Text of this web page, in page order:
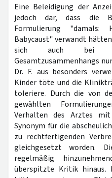
Eine Beleidigung der
jedoch dar, dass die
Formulierung "damals:
Babycaust" verwandt
sich auch bei
Gesamtzusammenhangs
Dr. F. aus besonders
Kinder töte und die
toleriere. Durch die von
gewählten
Verhalten des Arztes
Synonym für die
zu rechtfertigenden
gleichgesetzt worden.
regelmäßig
überspitzte Kritik hinaus.